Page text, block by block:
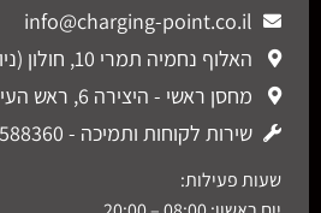
info@charging-point.co.il
האלוף נחמיה תמרי 10, חולון (ניווט בוויז)
מחסן ראשי - היצירה 6, ראש העין.
שירות לקוחות ותמיכה - 052-9588360
שעות פעילות: